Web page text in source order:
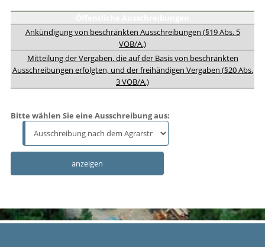
Ankündigung von beschränkten Ausschreibungen (§19 Abs. 5
VOB/A.)
Mitteilung der Vergaben, die auf der Basis von beschränkten
Ausschreibungen erfolgten, und der freihändigen Vergaben (§20 Abs.
3 VOB/A.)
Bitte wählen Sie eine Ausschreibung aus: